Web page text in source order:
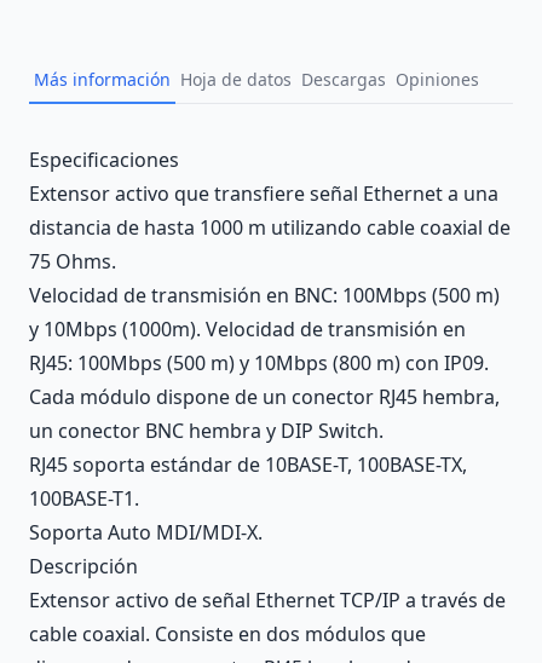
Más información Hoja de datos Descargas Opiniones
Description
Especificaciones
Extensor activo que transfiere señal Ethernet a una
distancia de hasta 1000 m utilizando cable coaxial de
75 Ohms.
Velocidad de transmisión en BNC: 100Mbps (500 m)
y 10Mbps (1000m). Velocidad de transmisión en
RJ45: 100Mbps (500 m) y 10Mbps (800 m) con IP09.
Cada módulo dispone de un conector RJ45 hembra,
un conector BNC hembra y DIP Switch.
RJ45 soporta estándar de 10BASE-T, 100BASE-TX,
100BASE-T1.
Soporta Auto MDI/MDI-X.
Descripción
Extensor activo de señal Ethernet TCP/IP a través de
cable coaxial. Consiste en dos módulos que